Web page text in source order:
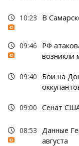
10:23 В
09:46
РФ
возникли
09:40
Бои на
09:00 Сенат
08:53 Данные
августа